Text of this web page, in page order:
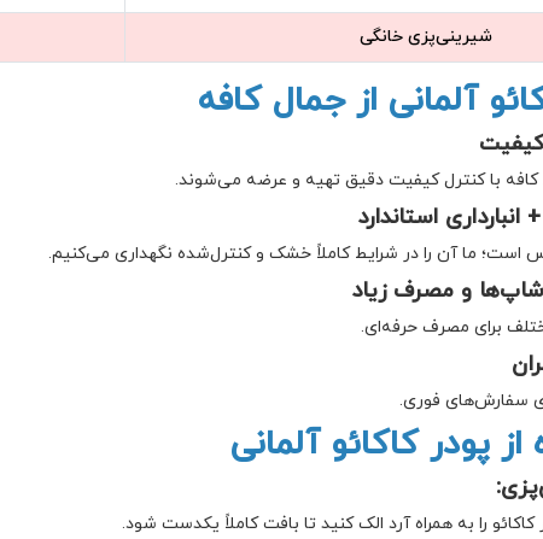
شیرینی‌پزی خانگی
آلمانی از جمال کافه
کافه با کنترل کیفیت دقیق تهیه و عرضه می‌شوند.
استاندارد
است؛ ما آن را در شرایط کاملاً خشک و کنترل‌شده نگهداری می‌کنیم.
و مصرف زیاد
برای مصرف حرفه‌ای.
سفارش‌های فوری.
پودر کاکائو آلمانی